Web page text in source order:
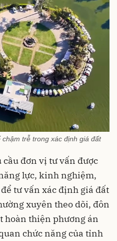
trễ trong xác định giá đất
cầu đơn vị tư vấn được
lực, kinh nghiệm,
tư vấn xác định giá đất
xuyên theo dõi, đôn
hoàn thiện phương án
chức năng của tỉnh